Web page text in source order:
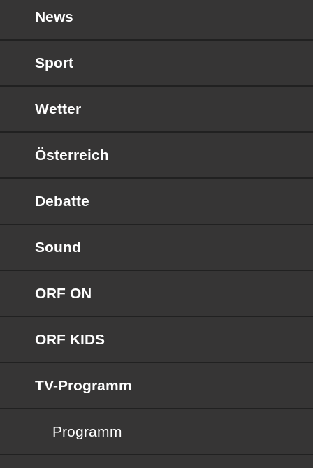
News
Sport
Wetter
Österreich
Debatte
Sound
ORF ON
ORF KIDS
TV-Programm
Programm